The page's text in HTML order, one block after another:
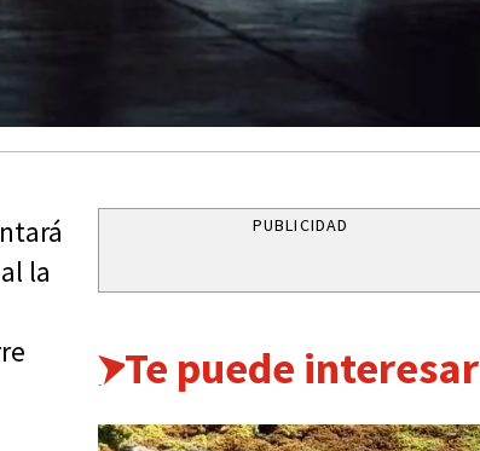
la
PUBLICIDAD
Te puede interesar